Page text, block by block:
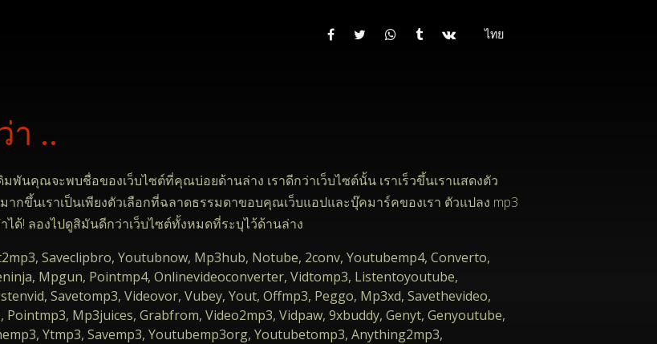
ไทย
า ..
พันคุณจะพบชื่อของเว็บไซต์ที่คุณบ่อยด้านล่าง เราดีกว่าเว็บไซต์นั้น เราเร็วขึ้นเราแสดงตัว
ากขึ้นเราเป็นเพียงตัวเลือกที่ฉลาดธรรมดาขอบคุณเว็บแอปและบุ๊คมาร์คของเรา ตัวแปลง mp3
! ลองไปดูสิมันดีกว่าเว็บไซต์ทั้งหมดที่ระบุไว้ด้านล่าง
Saveclipbro, Youtubnow, Mp3hub, Notube, 2conv, Youtubemp4, Converto,
Mpgun, Pointmp4, Onlinevideoconverter, Vidtomp3, Listentoyoutube,
Savetomp3, Videovor, Vubey, Yout, Offmp3, Peggo, Mp3xd, Savethevideo,
Pointmp3, Mp3juices, Grabfrom, Video2mp3, Vidpaw, 9xbuddy, Genyt, Genyoutube,
Ytmp3, Savemp3, Youtubemp3org, Youtubetomp3, Anything2mp3,